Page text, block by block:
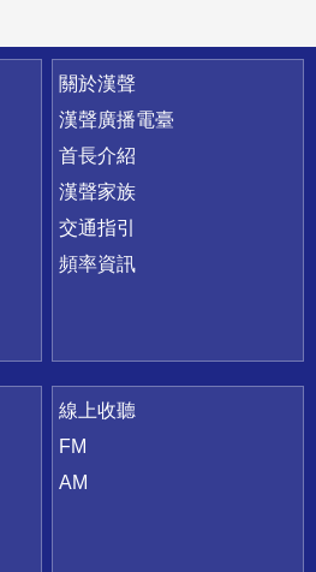
關於漢聲
漢聲廣播電臺
首長介紹
漢聲家族
交通指引
頻率資訊
線上收聽
FM
AM